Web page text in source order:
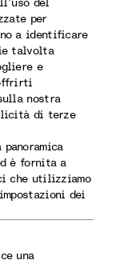
per
a identificare
talvolta
e
nostra
di terze
è fornita a
che utilizziamo
dei
una